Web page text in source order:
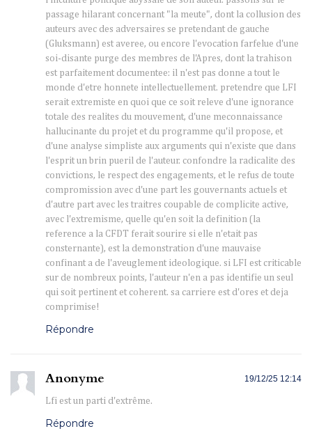
passage hilarant concernant "la meute", dont la collusion des
auteurs avec des adversaires se pretendant de gauche
(Gluksmann) est averee, ou encore l'evocation farfelue d'une
soi-disante purge des membres de l'Apres, dont la trahison
est parfaitement documentee: il n'est pas donne a tout le
monde d'etre honnete intellectuellement. pretendre que LFI
serait extremiste en quoi que ce soit releve d'une ignorance
totale des realites du mouvement, d'une meconnaissance
hallucinante du projet et du programme qu'il propose, et
d'une analyse simpliste aux arguments qui n'existe que dans
l'esprit un brin pueril de l'auteur. confondre la radicalite des
convictions, le respect des engagements, et le refus de toute
compromission avec d'une part les gouvernants actuels et
d'autre part avec les traitres coupable de complicite active,
avec l'extremisme, quelle qu'en soit la definition (la
reference a la CFDT ferait sourire si elle n'etait pas
consternante), est la demonstration d'une mauvaise
confinant a de l'aveuglement ideologique. si LFI est criticable
sur de nombreux points, l'auteur n'en a pas identifie un seul
qui soit pertinent et coherent. sa carriere est d'ores et deja
comprimise!
Répondre
Anonyme 19/12/25 12:14
Lfi est un parti d'extrême.
Répondre